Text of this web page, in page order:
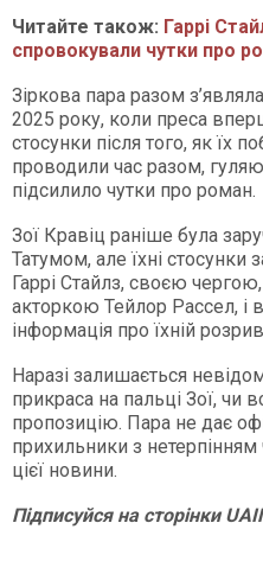
Читайте також: Гаррі
спровокували чутки про
Зіркова пара разом
2025 року, коли преса
стосунки після того, як їх
проводили час разом,
підсилило чутки про роман.
Зої Кравіц раніше була
Татумом, але їхні стосунки
Гаррі Стайлз, своєю
акторкою Тейлор Рассел, і
інформація про їхній
Наразі залишається
прикраса на пальці Зої, чи
пропозицію. Пара не дає
прихильники з
цієї новини.
Підписуйсянасторінки